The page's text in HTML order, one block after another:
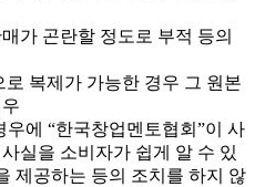
가 곤란할 정도로 부적 등의
복제가 가능한 경우 그 원본
에 “한국창업멘토협회”이 사
실을 소비자가 쉽게 알 수 있
제공하는 등의 조치를 하지 않